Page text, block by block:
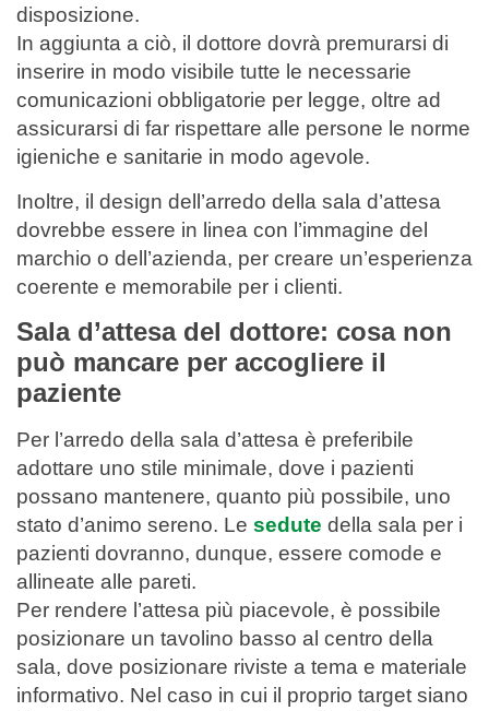
disposizione.
In aggiunta a ciò, il dottore dovrà premurarsi di
inserire in modo visibile tutte le necessarie
comunicazioni obbligatorie per legge, oltre ad
assicurarsi di far rispettare alle persone le norme
igieniche e sanitarie in modo agevole.
Inoltre, il design dell’arredo della sala d’attesa
dovrebbe essere in linea con l’immagine del
marchio o dell’azienda, per creare un’esperienza
coerente e memorabile per i clienti.
Sala d’attesa del dottore: cosa non
può mancare per accogliere il
paziente
Per l’arredo della sala d’attesa è preferibile
adottare uno stile minimale, dove i pazienti
possano mantenere, quanto più possibile, uno
stato d’animo sereno. Le sedute della sala per i
pazienti dovranno, dunque, essere comode e
allineate alle pareti.
Per rendere l’attesa più piacevole, è possibile
posizionare un tavolino basso al centro della
sala, dove posizionare riviste a tema e materiale
informativo. Nel caso in cui il proprio target siano